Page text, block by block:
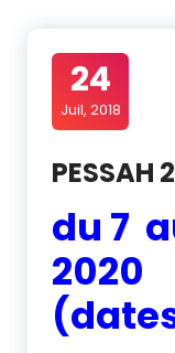
24
Juil, 2018
PESSAH
du 7